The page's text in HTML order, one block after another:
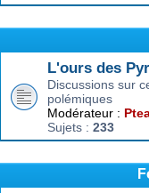
L'ours des
Discussions sur
polémiques
Modérateur :
Sujets : 233